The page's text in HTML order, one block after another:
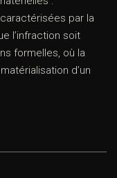
par la
l’infraction soit
formelles, où la
d’un